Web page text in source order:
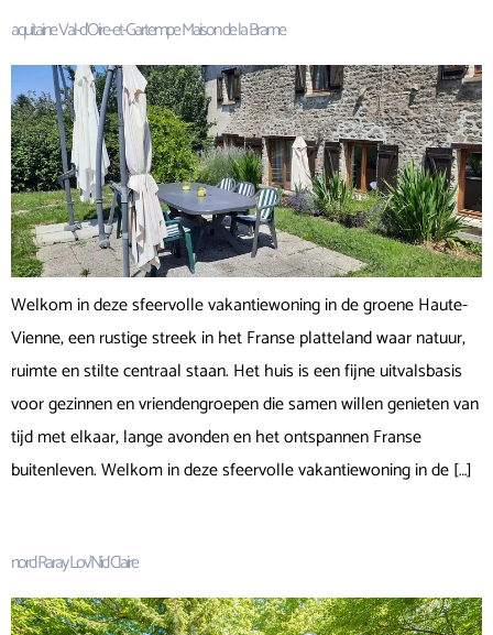
aquitaine Val-d’Oire-et-Gartempe Maison de la Brame
Welkom in deze sfeervolle vakantiewoning in de groene Haute-
Vienne, een rustige streek in het Franse platteland waar natuur,
ruimte en stilte centraal staan. Het huis is een fijne uitvalsbasis
voor gezinnen en vriendengroepen die samen willen genieten van
tijd met elkaar, lange avonden en het ontspannen Franse
buitenleven. Welkom in deze sfeervolle vakantiewoning in de […]
nord Raray Lov’Nid Claire